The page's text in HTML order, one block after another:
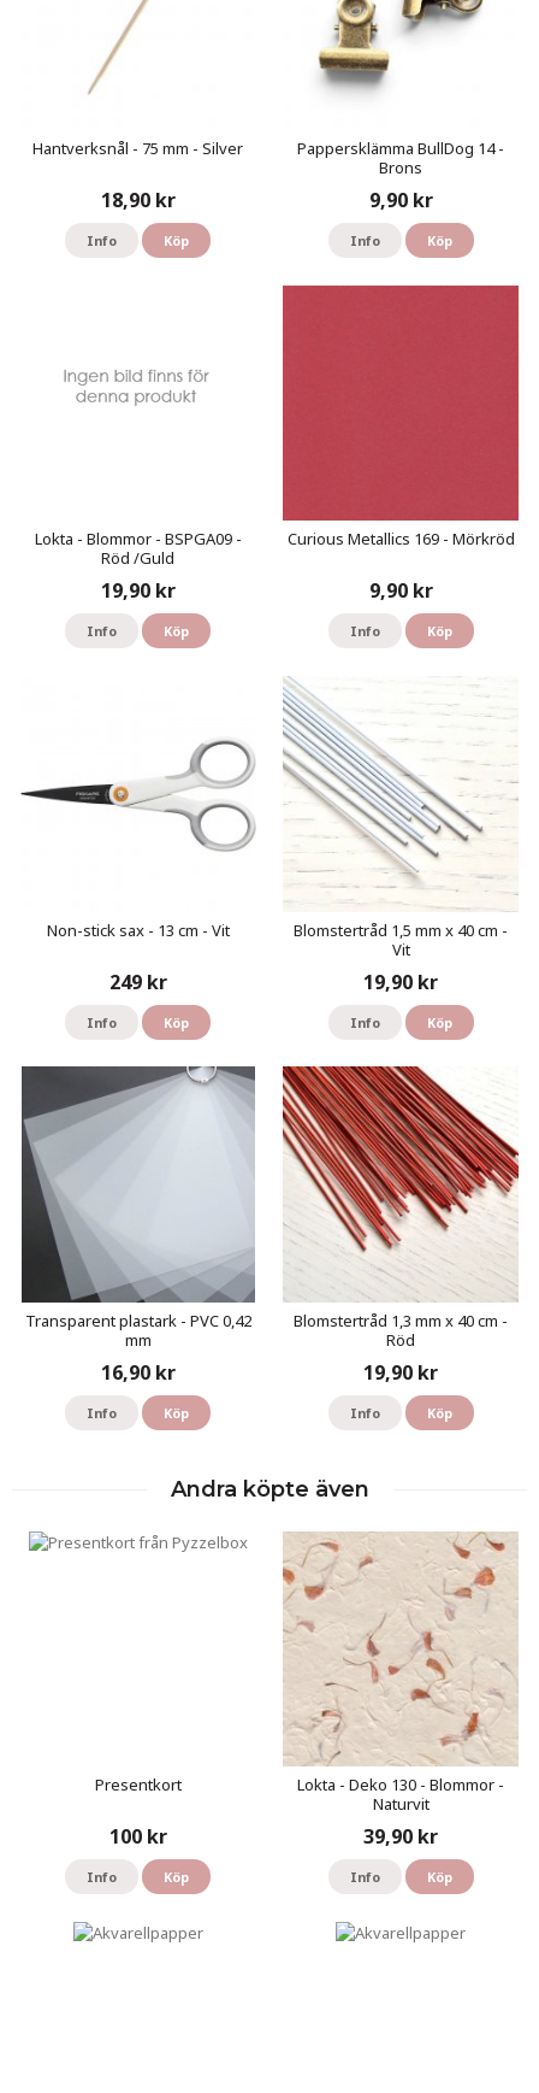
Hantverksnål - 75 mm - Silver
18,90 kr
Info Köp
Pappersklämma BullDog 14 -
Brons
9,90 kr
Info Köp
Lokta - Blommor - BSPGA09 -
Röd /Guld
19,90 kr
Info Köp
Curious Metallics 169 - Mörkröd
9,90 kr
Info Köp
Non-stick sax - 13 cm - Vit
249 kr
Info Köp
Blomstertråd 1,5 mm x 40 cm -
Vit
19,90 kr
Info Köp
Transparent plastark - PVC 0,42
mm
16,90 kr
Info Köp
Blomstertråd 1,3 mm x 40 cm -
Röd
19,90 kr
Info Köp
Andra köpte även
Presentkort
100 kr
Info Köp
Lokta - Deko 130 - Blommor -
Naturvit
39,90 kr
Info Köp